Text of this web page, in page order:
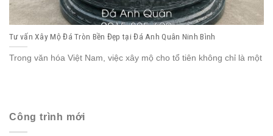
Tư vấn Xây Mộ Đá Tròn Bền Đẹp tại Đá Anh Quân Ninh Bình
Trong văn hóa Việt Nam, việc xây mộ cho tổ tiên không chỉ là một
Công trình mới